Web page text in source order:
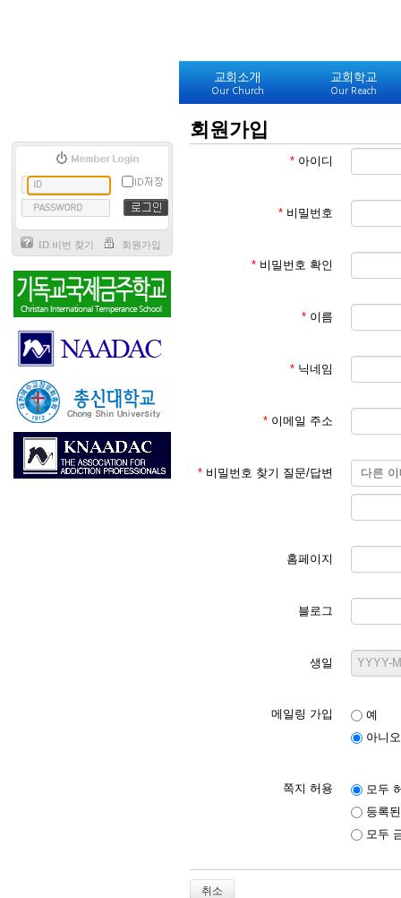
교회소개
Our Church
교회학교
Our Reach
ID.비번 찾기 회원가입
회원가입
* 아이디
* 비밀번호
* 비밀번호 확인
* 이름
* 닉네임
* 이메일 주소
* 비밀번호 찾기 질문/답변
홈페이지
블로그
생일
메일링 가입
예
아니오
쪽지 허용
모두
등록
모두
취소